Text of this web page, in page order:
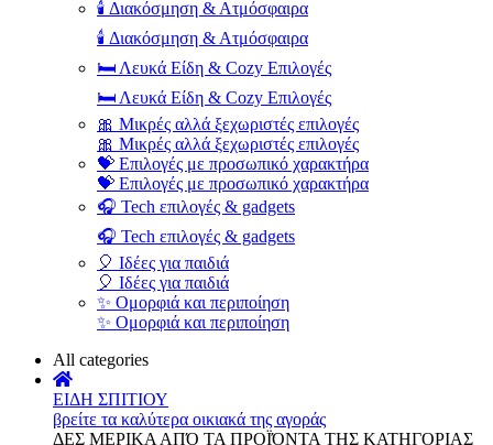
🕯️ Διακόσμηση & Ατμόσφαιρα
🕯️ Διακόσμηση & Ατμόσφαιρα
🛏️ Λευκά Είδη & Cozy Επιλογές
🛏️ Λευκά Είδη & Cozy Επιλογές
🎀 Μικρές αλλά ξεχωριστές επιλογές
🎀 Μικρές αλλά ξεχωριστές επιλογές
💝 Επιλογές με προσωπικό χαρακτήρα
💝 Επιλογές με προσωπικό χαρακτήρα
🎧 Tech επιλογές & gadgets
🎧 Tech επιλογές & gadgets
🎈 Ιδέες για παιδιά
🎈 Ιδέες για παιδιά
✨ Ομορφιά και περιποίηση
✨ Ομορφιά και περιποίηση
All categories
ΕΙΔΗ ΣΠΙΤΙΟΥ
βρείτε τα καλύτερα οικιακά της αγοράς
ΔΕΣ ΜΕΡΙΚΑ ΑΠΌ ΤΑ ΠΡΟΪΌΝΤΑ ΤΗΣ ΚΑΤΗΓΟΡΙΑΣ